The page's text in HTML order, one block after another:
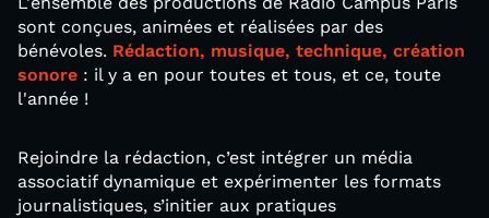
sont conçues, animées et réalisées par des
bénévoles. Rédaction, musique, technique, création
sonore : il y a en pour toutes et tous, et ce, toute
l'année !
Rejoindre la rédaction, c’est intégrer un média
associatif dynamique et expérimenter les formats
journalistiques, s’initier aux pratiques